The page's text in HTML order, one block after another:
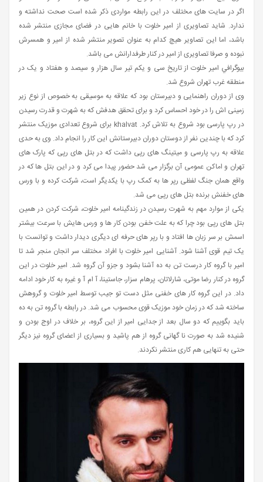
اگر در سایت های مختلف در این رابطه مواردی ذکر شده است صحت نداشته و
ندارد. شاید تصاویری از امیر خلوت با خانم هایی در فضای مجازی منتشر شده
باشد، اما این تصاویر هیچ کدام به عنوان تصویر منتشر شده از امیر و همسرش
نبوده و صرفا تصاویری از امیر در کنار طرفدارانش می باشد.
بيوگرافي امیر خلوت از تاریخ سی و یکم تیر سال هزار و سیصد و هفتاد و یک در
منطقه غرب تهران شروع شد.
وی از دوران راهنمایی و دبیرستان بود که علاقه به موسیقی به خصوص از نوع زیر
زمینی اش را در خود احساس کرد و برای تحقق هدفش که به شهرت و قدرت رسیدن
در رپ پارسی بود شروع به تلاش کرد. khalvat برای شروع تعدادی موزیک منتشر
کرد که با چندین نفر از دوستان دوران دبیرستانش این کار را انجام داد. وی به حدی
علاقه به رپ پارسی و میتینگ های رپی داشت که در بتل های رپی که پارک های
تهران و اماکن عمومی آن برگزار می شد حضور پیدا می کرد و در این بتل ها که در
واقع همان جنگ لفظی رپر ها به کمک رپ با یکدیگر است، شرکت کرده و با ورس
های خفنش برنده بتل های رپی می شد.
یکی از موارد مهم به شهرت رسیدن در زندگینامه امیر خلوت، شرکت کردن در همین
بتل های رپی بود چرا که به علت خفن بودن کار ها و ورس هایش با سرعت بیشتر
اسمش بر سر زبان ها افتاد و با رپر های حرفه ای دیگری دیدار داشت و توانست با
یک تیم قوی آشنا شود. آشنایی امیر خلوت با افراد مختلف سر انجان منجر شد تا
امیر با گروه کار درست تن به ده آشنا بشود و جزو آن گروه شد. امیر خلوت در این
گروه در کنار رضا موتی، شارلاتان، پرهام سزار، جاستینا، آ ام آ و غیره به کار خود ادامه
داد. در این گروه کار های خفنی مثل دست تو جیب توسط امیر خلوت و گروهش
ساخته شد که در زمان خود موزیک قوی محسوب می شد. در رابطه با گروه تن به ده
باید بگوییم که دو سال بعد از جدایی امیر از این گروه، بر خلاف در اوج بودن و
شنیده شد به صورت نا گهانی گروه از هم پاشید و بسیاری از اعضای گروه نیز دیگر
حتی به تنهایی هم کاری منتشر نکردند.